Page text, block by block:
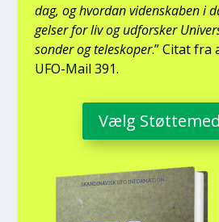
dag, og hvor­dan viden­ska­ben i
gel­ser for liv og udfor­sker
son­der og telesko­per.” Citat fra
UFO-Mail 391.
Vælg